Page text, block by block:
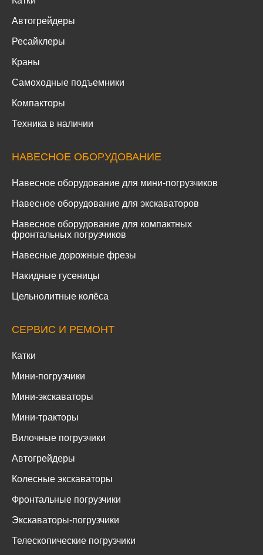
Автогрейдеры
Ресайклеры
Краны
Самоходные подъемники
Компакторы
Техника в наличии
НАВЕСНОЕ ОБОРУДОВАНИЕ
Навесное оборудование для мини-погрузчиков
Навесное оборудование для экскаваторов
Навесное оборудование для компактных
фронтальных погрузчиков
Навесные дорожные фрезы
Накидные гусеницы
Цельнолитные колёса
СЕРВИС И РЕМОНТ
Катки
Мини-погрузчики
Мини-экскаваторы
Мини-тракторы
Вилочные погрузчики
Автогрейдеры
Колесные экскаваторы
Фронтальные погрузчики
Экскаваторы-погрузчики
Телескопические погрузчики